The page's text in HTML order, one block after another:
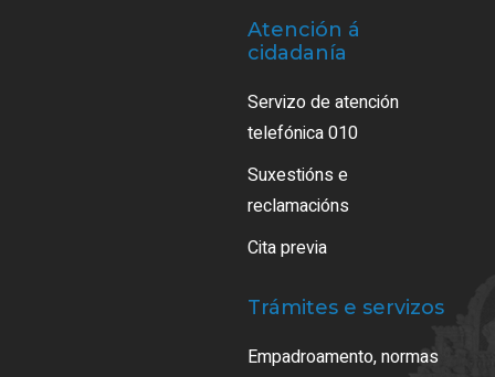
Atención á
cidadanía
Servizo de atención
telefónica 010
Suxestións e
reclamacións
Cita previa
Trámites e servizos
Empadroamento, normas